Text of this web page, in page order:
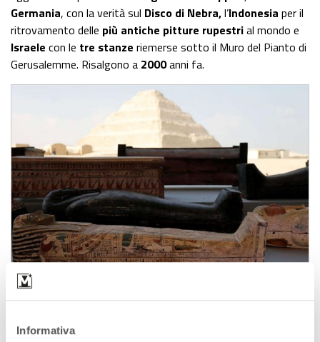
Informativa
Germania, con la verità sul Disco di Nebra,l’Indonesia per il
ritrovamento delle più antiche pitture rupestrial mondo e
Israele con le tre stanze riemerse sotto il Muro del Pianto di
Gerusalemme. Risalgono a 2000anni fa.